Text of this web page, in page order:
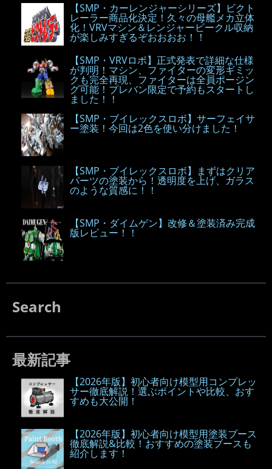
【SMP・カーレンジャーシリーズ】ビクト
レーラー商品化決定！久々の母艦メカ立体
化！VRVマシン＆レンジャービークル収納
が楽しみすぎるぞおおおお！！
【SMP・VRVロボ】正式発表で詳細な仕様
が判明！マシン、ファイターの変形ギミッ
クも完全再現、ファイターは全員ポージン
グ可能！プレバン限定で予約もスタートし
ました！！
【SMP・ブイレックスロボ】サーフェイサ
ー塗装！今回は2色を使い分けました！
【SMP・ブイレックスロボ】まずはクリア
パーツの塗装から！透明度を上げ、ガラス
のような質感に！！
【SMP・ダイムゲン】改修＆塗装済み完成
版レビュー！！
Search
最新記事
【2026年版】初心者向け模型用コンプレッ
サー徹底解説！選ぶポイントや比較、おす
すめも大公開！
【2026年版】初心者向け模型用塗装ブース
徹底解説&比較！おすすめの塗装ブースも
紹介します！